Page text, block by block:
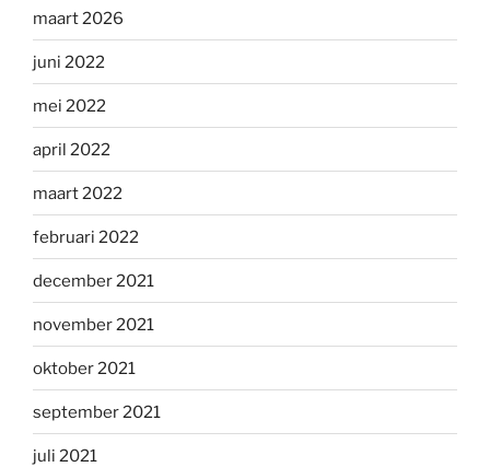
maart 2026
juni 2022
mei 2022
april 2022
maart 2022
februari 2022
december 2021
november 2021
oktober 2021
september 2021
juli 2021